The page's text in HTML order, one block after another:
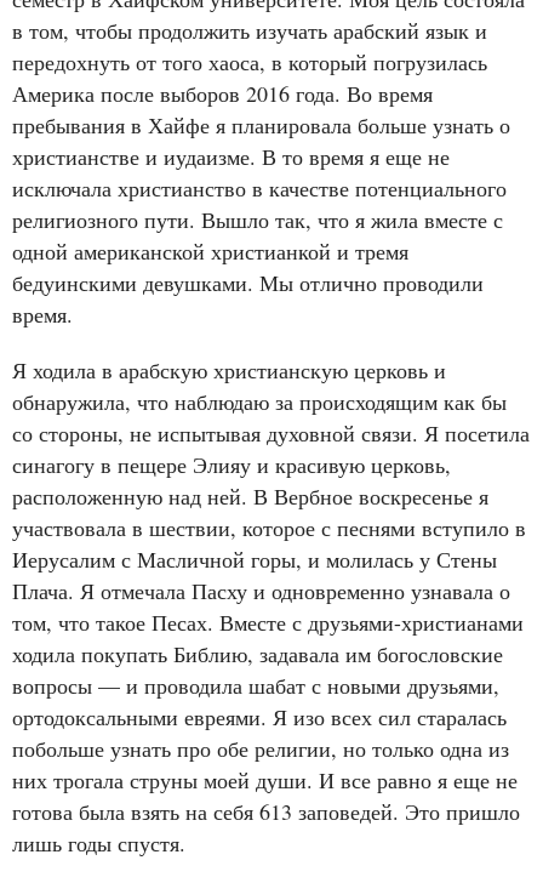
в том, чтобы продолжить изучать арабский язык и
передохнуть от того хаоса, в который погрузилась
Америка после выборов 2016 года. Во время
пребывания в Хайфе я планировала больше узнать о
христианстве и иудаизме. В то время я еще не
исключала христианство в качестве потенциального
религиозного пути. Вышло так, что я жила вместе с
одной американской христианкой и тремя
бедуинскими девушками. Мы отлично проводили
время.
Я ходила в арабскую христианскую церковь и
обнаружила, что наблюдаю за происходящим как бы
со стороны, не испытывая духовной связи. Я посетила
синагогу в пещере Элияу и красивую церковь,
расположенную над ней. В Вербное воскресенье я
участвовала в шествии, которое с песнями вступило в
Иерусалим с Масличной горы, и молилась у Стены
Плача. Я отмечала Пасху и одновременно узнавала о
том, что такое Песах. Вместе с друзьями-христианами
ходила покупать Библию, задавала им богословские
вопросы — и проводила шабат с новыми друзьями,
ортодоксальными евреями. Я изо всех сил старалась
побольше узнать про обе религии, но только одна из
них трогала струны моей души. И все равно я еще не
готова была взять на себя 613 заповедей. Это пришло
лишь годы спустя.